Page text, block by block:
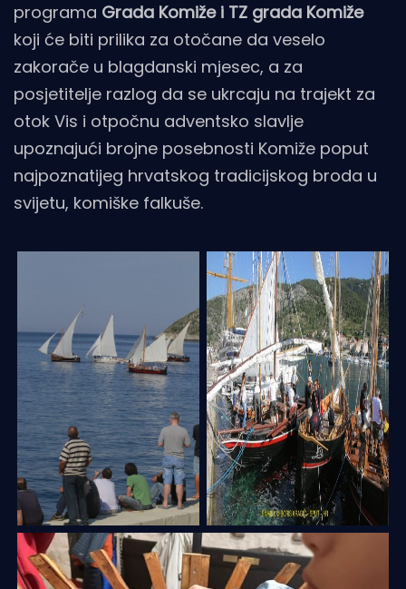
programa Grada Komiže i TZ grada Komiže
koji će biti prilika za otočane da veselo
zakorače u blagdanski mjesec, a za
posjetitelje razlog da se ukrcaju na trajekt za
otok Vis i otpočnu adventsko slavlje
upoznajući brojne posebnosti Komiže poput
najpoznatijeg hrvatskog tradicijskog broda u
svijetu, komiške falkuše.